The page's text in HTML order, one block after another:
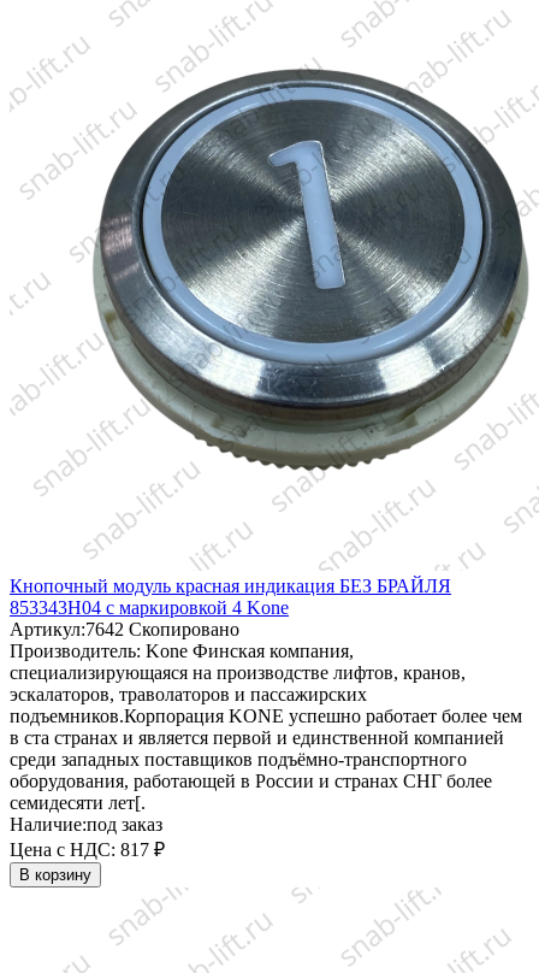
Кнопочный модуль красная индикация БЕЗ БРАЙЛЯ
853343H04 с маркировкой 4 Kone
Артикул:7642 Скопировано
Производитель: Kone Финская компания,
специализирующаяся на производстве лифтов, кранов,
эскалаторов, траволаторов и пассажирских
подъемников.Корпорация KONE успешно работает более чем
в ста странах и является первой и единственной компанией
среди западных поставщиков подъёмно-транспортного
оборудования, работающей в России и странах СНГ более
семидесяти лет[.
Наличие:под заказ
Цена с НДС: 817 ₽
В корзину